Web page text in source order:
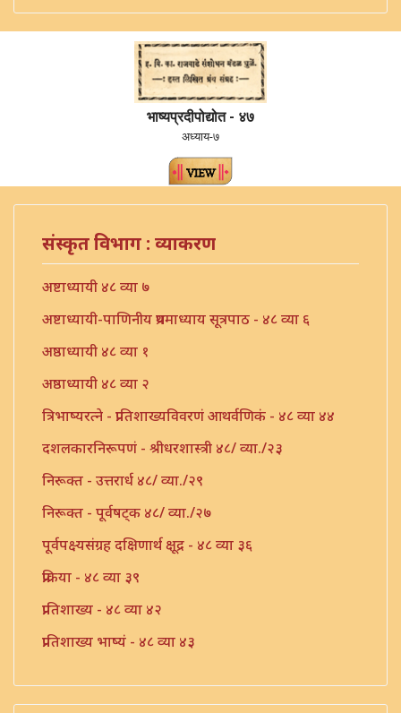
भाष्यप्रदीपोद्योत - ४७
अध्याय-७
संस्कृत विभाग : व्याकरण
अष्टाध्यायी ४८ व्या ७
अष्टाध्यायी-पाणिनीय प्रथमाध्याय सूत्रपाठ - ४८ व्या ६
अष्ठाध्यायी ४८ व्या १
अष्ठाध्यायी ४८ व्या २
त्रिभाष्यरत्ने - प्रातिशाख्यविवरणं आथर्वणिकं - ४८ व्या ४४
दशलकारनिरूपणं - श्रीधरशास्त्री ४८/ व्या./२३
निरूक्त - उत्तरार्ध ४८/ व्या./२९
निरूक्त - पूर्वषट्क ४८/ व्या./२७
पूर्वपक्ष्यसंग्रह दक्षिणार्थ क्षूद्र - ४८ व्या ३६
प्रक्रिया - ४८ व्या ३९
प्रातिशाख्य - ४८ व्या ४२
प्रातिशाख्य भाष्यं - ४८ व्या ४३
प्रौढमनोरमा ४८ व्या ४६